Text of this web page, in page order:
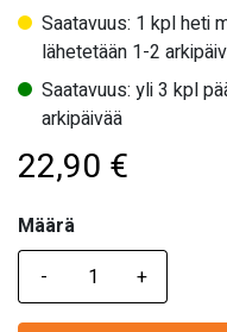
Saatavuus: 1 kpl heti
lähetetään 1-2
Saatavuus: yli 3 kpl
arkipäivää
22,90 €
Määrä
Määrä